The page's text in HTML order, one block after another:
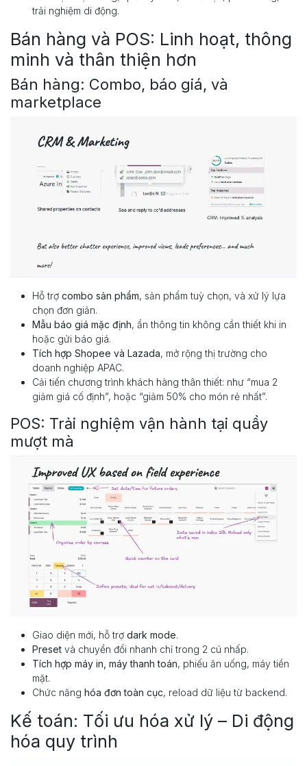
trải nghiệm di động.
Bán hàng và POS: Linh hoạt, thông
minh và thân thiện hơn
Bán hàng: Combo, báo giá, và
marketplace
Hỗ trợ combo sản phẩm, sản phẩm tuỳ chọn, và xử lý lựa
chọn đơn giản.
Mẫu báo giá mặc định, ẩn thông tin không cần thiết khi in
hoặc gửi báo giá.
Tích hợp Shopee và Lazada, mở rộng thị trường cho
doanh nghiệp APAC.
Cải tiến chương trình khách hàng thân thiết: như “mua 2
giảm giá cố định”, hoặc “giảm 50% cho món rẻ nhất”.
POS: Trải nghiệm vận hành tại quầy
mượt mà
Giao diện mới, hỗ trợ dark mode.
Preset và chuyển đổi nhanh chỉ trong 2 cú nhấp.
Tích hợp máy in, máy thanh toán, phiếu ăn uống, máy tiền
mặt.
Chức năng hóa đơn toàn cục, reload dữ liệu từ backend.
Kế toán: Tối ưu hóa xử lý – Di động
hóa quy trình